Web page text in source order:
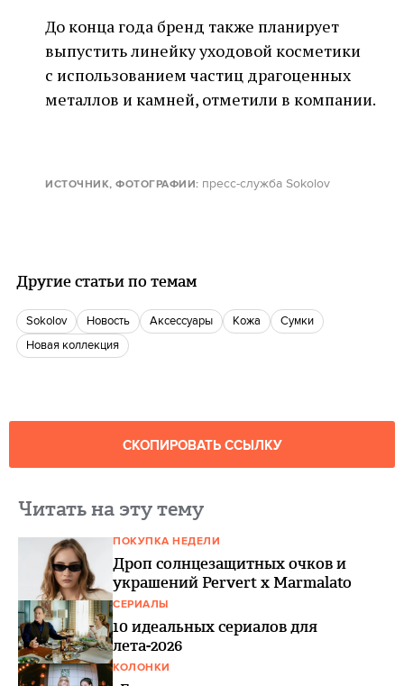
До конца года бренд также планирует
выпустить линейку уходовой косметики
с использованием частиц драгоценных
металлов и камней, отметили в компании.
ИСТОЧНИК, ФОТОГРАФИИ: пресс-служба Sokolov
Другие статьи по темам
Sokolov Новость аксессуары Кожа
сумки
Новая коллекция
СКОПИРОВАТЬ ССЫЛКУ
Читать на эту тему
ПОКУПКА НЕДЕЛИ
Дроп солнцезащитных очков и
украшений Pervert x Marmalato
СЕРИАЛЫ
10 идеальных сериалов для
лета-2026
КОЛОНКИ